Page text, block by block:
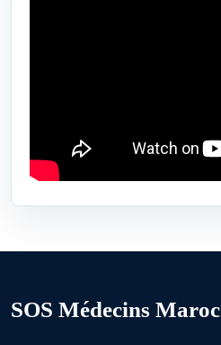
Ben Ahmed
Boujniba
SOS Médecins Maroc